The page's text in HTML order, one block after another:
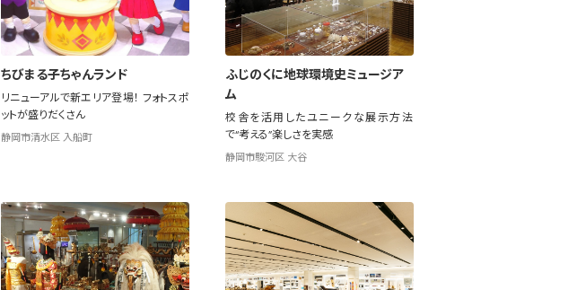
ちびまる子ちゃんランド
リニューアルで新エリア登場！ フォトスポ
ットが盛りだくさん
静岡市清水区 入船町
ふじのくに地球環境史ミュージア
ム
校舎を活用したユニークな展示方法
で“考える”楽しさを実感
静岡市駿河区 大谷